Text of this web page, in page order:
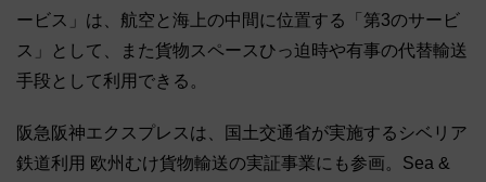
ービス」は、航空と海上の中間に位置する「第3のサービ
ス」として、また貨物スペースひっ迫時や有事の代替輸送
手段として利用できる。
阪急阪神エクスプレスは、国土交通省が実施するシベリア
鉄道利用 欧州むけ貨物輸送の実証事業にも参画。Sea &